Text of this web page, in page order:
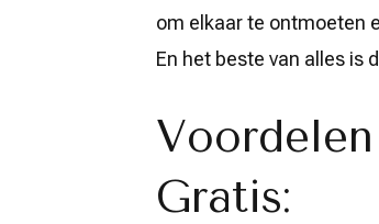
om elkaar te ontmoeten
En het beste van alles is
Gratis: